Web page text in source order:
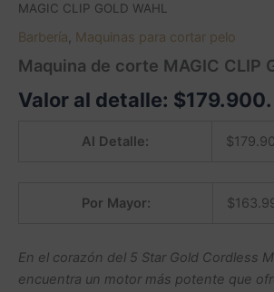
MAGIC CLIP GOLD WAHL
Barbería, Maquinas para cortar pelo
Maquina de corte MAGIC CLIP
Valor al detalle: $179.900.
Al Detalle: $
Por Mayor: $
En el corazón del 5 Star Gold Cordless
encuentra un motor más potente que